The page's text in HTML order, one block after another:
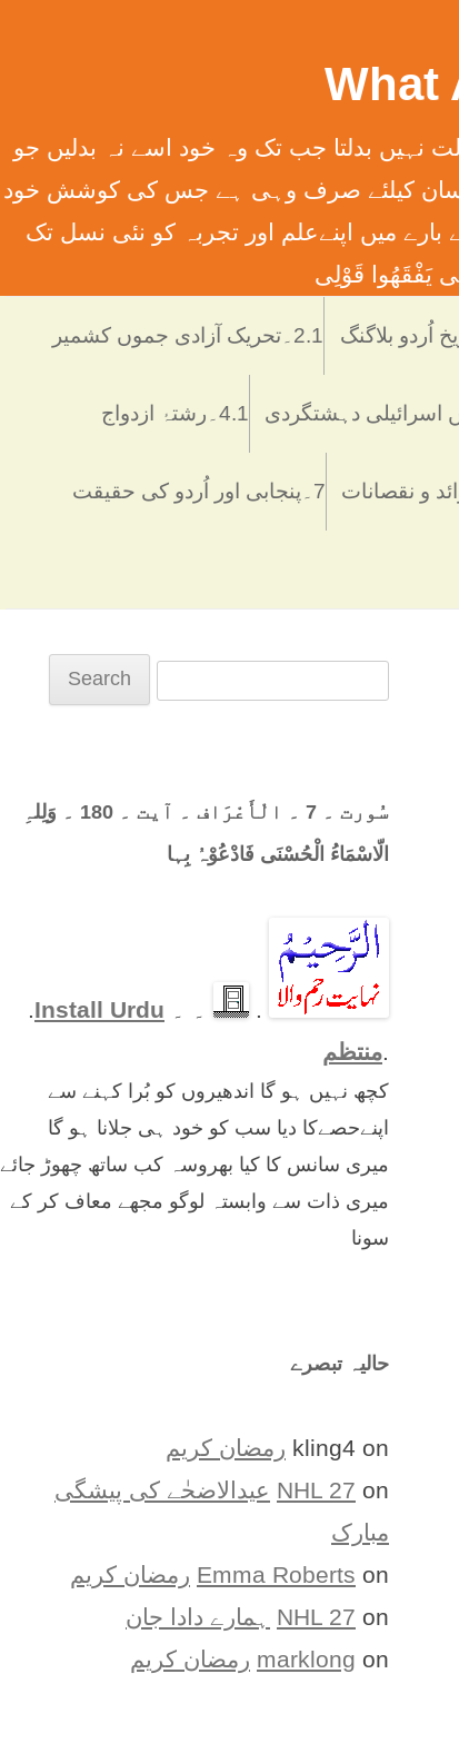
ترجمہ ۔ الله تعالٰی کسی قوم کی حالت نہیں بدلتا جب تک وہ خود اسے نہ بدلیں جو
(سورت 53 النّجم آیت 39) ترجمہ ۔ اور یہ کہ ہر انسان کیلئے صرف وہی ہے جس کی کوشش خود
بارے میں اپنےعلم اور تجربہ کو نئی نسل تک
يَفْقَھُوا قَوْلِی
2.1۔تحریک آزادی جموں کشمیر
4.1۔رشتۂ ازدواج
7۔پنجابی اور اُردو کی حقیقت
سُورت ۔ 7 ۔ الْأَعْرَاف ۔ آیت ۔ 180 ۔ وَلِلہِ
الّاسْمَاءُ الْحُسْنَی فَادْعُوْہُ بِہا
. ۔ ۔ Install Urdu
.
.منتظم
کچھ نہیں ہو گا اندھیروں کو بُرا کہنے سے
اپنےحصےکا دیا سب کو خود ہی جلانا ہو گا
میری سانس کا کیا بھروسہ کب ساتھ چھوڑ جائے
میری ذات سے وابستہ لوگو مجھے معاف کر کے
سونا
حالیہ تبصرے
kling4 on
رمضان کریم
NHL 27 on
عیدالاضحٰے کی پیشگی
مبارک
Emma Roberts on
رمضان کریم
NHL 27 on
ہمارے دادا جان
marklong on رمضان کریم